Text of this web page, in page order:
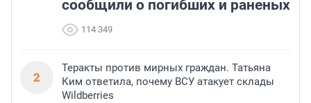
сообщили о погибших и раненых
114 349
2
Теракты против мирных граждан. Татьяна
Ким ответила, почему ВСУ атакует склады
Wildberries